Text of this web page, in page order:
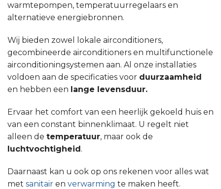
warmtepompen, temperatuurregelaars en
alternatieve energiebronnen.
Wij bieden zowel lokale airconditioners,
gecombineerde airconditioners en multifunctionele
airconditioningsystemen aan. Al onze installaties
voldoen aan de specificaties voor duurzaamheid
en hebben een lange levensduur.
Ervaar het comfort van een heerlijk gekoeld huis en
van een constant binnenklimaat. U regelt niet
alleen de temperatuur, maar ook de
luchtvochtigheid.
Daarnaast kan u ook op ons rekenen voor alles wat
met sanitair en verwarming te maken heeft.